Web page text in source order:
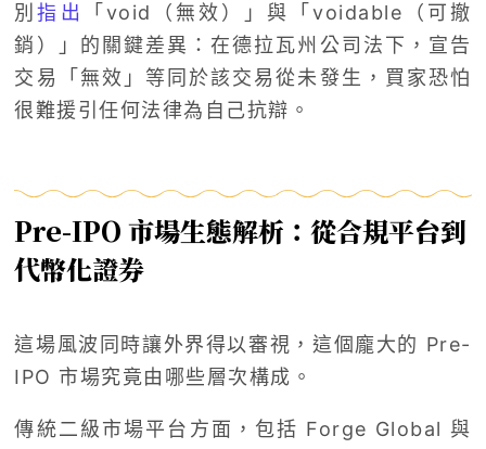
別指出
「void（無效）」與「voidable（可撤
銷）」的關鍵差異：在德拉瓦州公司法下，宣告
交易「無效」等同於該交易從未發生，買家恐怕
很難援引任何法律為自己抗辯。
Pre-IPO 市場生態解析：從合規平台到
代幣化證券
這場風波同時讓外界得以審視，這個龐大的 Pre-
IPO 市場究竟由哪些層次構成。
傳統二級市場平台方面，包括 Forge Global 與